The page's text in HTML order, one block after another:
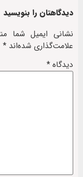
دیدگاهتان را بنویسید
نشانی ایمیل شما
علامت‌گذاری شده‌اند *
دیدگاه *